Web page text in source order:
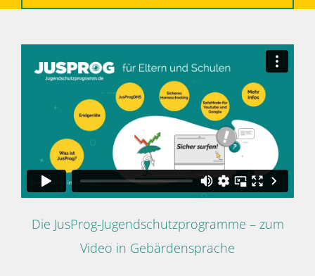
Die JusProg-Jugendschutzprogramme – zum
Video in Gebärdensprache